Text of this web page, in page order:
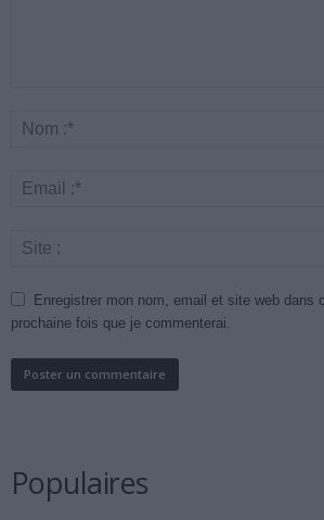
Enregistrer mon nom, email et site web dans
prochaine fois que je commenterai.
Populaires